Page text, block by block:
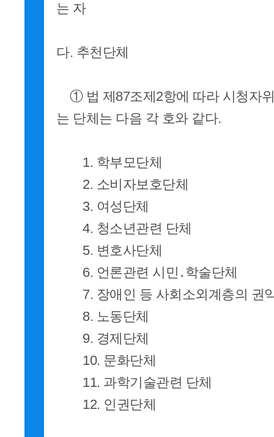
는 자
다. 추천단체
① 법 제87조제2항에 따라 시청자
는 단체는 다음 각 호와 같다.
1. 학부모단체
2. 소비자보호단체
3. 여성단체
4. 청소년관련 단체
5. 변호사단체
6. 언론관련 시민․학술단체
7. 장애인 등 사회소외계층의 권
8. 노동단체
9. 경제단체
10. 문화단체
11. 과학기술관련 단체
12. 인권단체